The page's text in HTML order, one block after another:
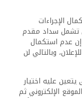
الإجراءات
تشمل سداد مقدم
إن عدم استكمال
وبالتالي لن
يتعين عليه اختيار
الإلكتروني ثم